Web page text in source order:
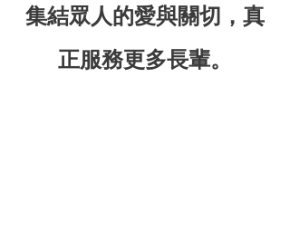
集結眾人的愛與關切，真
正服務更多長輩。